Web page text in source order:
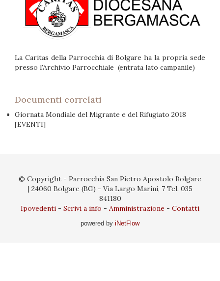
La Caritas della Parrocchia di Bolgare ha la propria sede
presso l'Archivio Parrocchiale (entrata lato campanile)
Documenti correlati
Giornata Mondiale del Migrante e del Rifugiato 2018
[EVENTI]
© Copyright - Parrocchia San Pietro Apostolo Bolgare
| 24060 Bolgare (BG) - Via Largo Marini, 7 Tel. 035
841180
Ipovedenti
Scrivi a info Amministrazione Contatti
powered by iNetFlow